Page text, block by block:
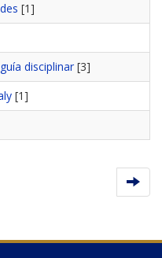
[1]
disciplinar[3]
[1]